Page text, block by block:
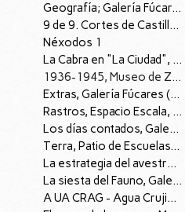
Geografía; Galería Fúcares
9 de 9. Cortes de Castilla y León, Valladolid. 2018
Néxodos 1
La Cabra en "La Ciudad", Museo de Palencia, 2016. (colectiva)
1936-1945, Museo de Zamora, 2013.
Extras, Galería Fúcares (Madrid), 2011.
Rastros, Espacio Escala, Sevilla, 2010. (colectiva)
Los días contados, Galería Fúcares (Almagro), 2009.
Terra, Patio de Escuelas, Centro de Fotografía de la Universidad de Salamanca, 2008
La estrategia del avestruz, Cielo de Salamanca, Centro de Fotografía de la Universidad de Salamanca, 2008
La siesta del Fauno, Galería Trazos Tres, Santander, 2006.
A UA CRAG - Agua Crujiente, Museo Patio Herreriano, Valladolid, 2005 (A Ua Crag)